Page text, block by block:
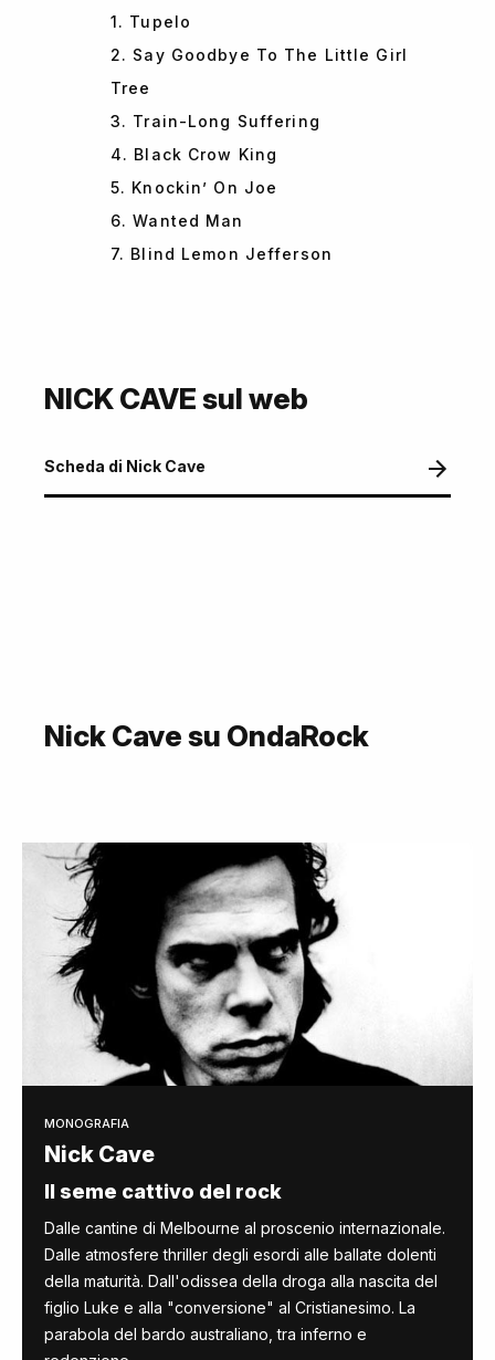
1. Tupelo
2. Say Goodbye To The Little Girl
Tree
3. Train-Long Suffering
4. Black Crow King
5. Knockin’ On Joe
6. Wanted Man
7. Blind Lemon Jefferson
NICK CAVE sul web
Scheda di Nick Cave
Nick Cave su OndaRock
MONOGRAFIA
Nick Cave
Il seme cattivo del rock
Dalle cantine di Melbourne al proscenio internazionale.
Dalle atmosfere thriller degli esordi alle ballate dolenti
della maturità. Dall'odissea della droga alla nascita del
figlio Luke e alla "conversione" al Cristianesimo. La
parabola del bardo australiano, tra inferno e